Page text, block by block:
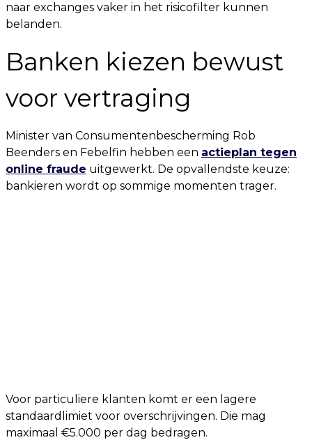
naar exchanges vaker in het risicofilter kunnen
belanden.
Banken kiezen bewust
voor vertraging
Minister van Consumentenbescherming Rob
Beenders en Febelfin hebben een actieplan tegen
online fraude uitgewerkt. De opvallendste keuze:
bankieren wordt op sommige momenten trager.
Voor particuliere klanten komt er een lagere
standaardlimiet voor overschrijvingen. Die mag
maximaal €5.000 per dag bedragen.